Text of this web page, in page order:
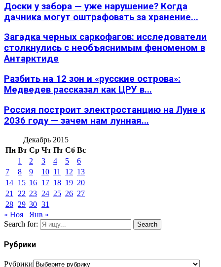
Доски у забора — уже нарушение? Когда
дачника могут оштрафовать за хранение...
Загадка черных саркофагов: исследователи
столкнулись с необъяснимым феноменом в
Антарктиде
Разбить на 12 зон и «русские острова»:
Медведев рассказал как ЦРУ в...
Россия построит электростанцию на Луне к
2036 году — зачем нам лунная...
Декабрь 2015
Пн Вт Ср Чт Пт Сб Вс
1
2 3 4 5
6
7
8 9 10 11 12 13
14 15 16 17 18 19 20
21
22 23 24 25 26 27
28 29 30 31
« Ноя
Янв »
Search for:
Search
Рубрики
Рубрики